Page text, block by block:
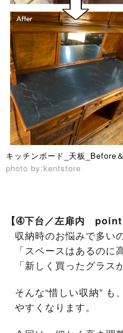
キッチンボード_天板_Before
photo by:kentstore
【➃下台／左扉内 point
収納時のお悩みで多い
「スペースはあるのに
「新しく買ったグラス
そんな“惜しい収納” も
やすくなります。